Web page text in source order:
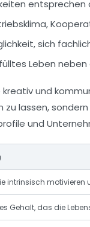
entsprechen
sich
Leben
und
lassen,
und
intrinsisch motivieren
Gehalt, das die